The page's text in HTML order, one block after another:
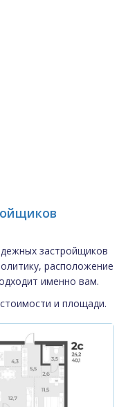
застройщиков
расположение
именно вам.
и площади.